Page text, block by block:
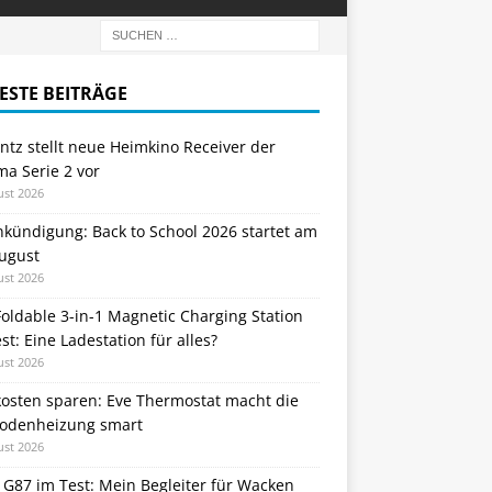
BEITRÄGE
stellt neue Heimkino Receiver der
Serie 2 vor
2026
Back to School 2026 startet am
2026
3-in-1 Magnetic Charging Station
Eine Ladestation für alles?
2026
sparen: Eve Thermostat macht die
smart
2026
im Test: Mein Begleiter für Wacken